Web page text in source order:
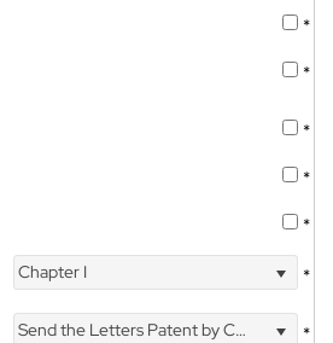
*
*
*
*
*
Chapter I *
Send the Letters Patent by Courier *